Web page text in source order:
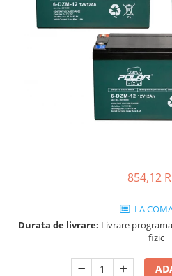
Masinute electrice tip SUV
Piese & Accesorii
Jucarii RC cu telecomanda
854,12
LA
Durata de livrare: Livrare
fizic